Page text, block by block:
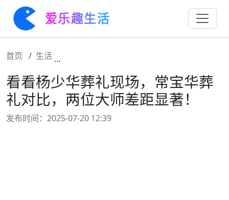
爱乐趣生活
首页 生活
看看杨少华葬礼现场，常宝华葬
礼对比，两位大师差距显著！
发布时间：2025-07-20 12:39